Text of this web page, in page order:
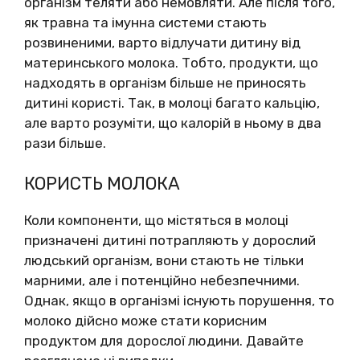
як травна та імунна системи стають
розвиненими, варто відлучати дитину від
материнського молока. Тобто, продукти, що
надходять в організм більше не приносять
дитині користі. Так, в молоці багато кальцію,
але варто розуміти, що калорій в ньому в два
рази більше.
КОРИСТЬ МОЛОКА
Коли компоненти, що містяться в молоці
призначені дитині потрапляють у дорослий
людський організм, вони стають не тільки
марними, але і потенційно небезпечними.
Однак, якщо в організмі існують порушення, то
молоко дійсно може стати корисним
продуктом для дорослої людини. Давайте